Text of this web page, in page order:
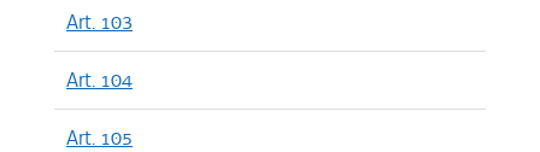
Art. 103
Art. 104
Art. 105